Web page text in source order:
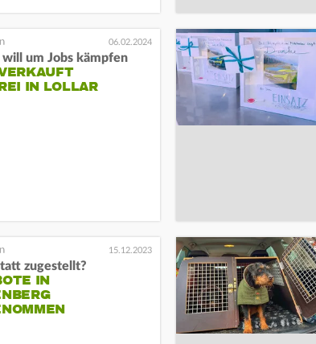
06.02.2024
will um Jobs kämpfen
IN LOLLAR
15.12.2023
zugestellt?
IN